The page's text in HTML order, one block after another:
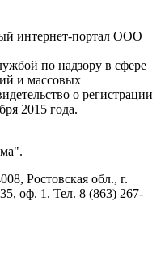
интернет-портал ООО
по надзору в сфере
и массовых
о регистрации
2015 года.
Ростовская обл., г.
оф. 1. Тел. 8 (863) 267-